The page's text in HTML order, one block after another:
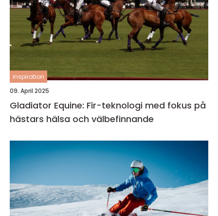
inspiration
09. April 2025
Gladiator Equine: Fir-teknologi med fokus på
hästars hälsa och välbefinnande